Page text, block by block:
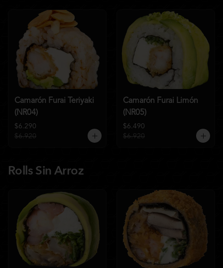
Camarón Furai Teriyaki
(NR04)
$6.290
$6.920
Camarón Furai Limón
(NR05)
$6.490
$6.920
Rolls Sin Arroz